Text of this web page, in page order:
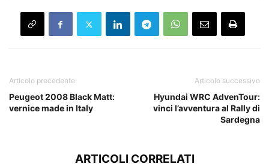
Articolo precedente
Peugeot 2008 Black Matt:
vernice made in Italy
Articolo successivo
Hyundai WRC AdvenTour:
vinci l’avventura al Rally di
Sardegna
ARTICOLI CORRELATI